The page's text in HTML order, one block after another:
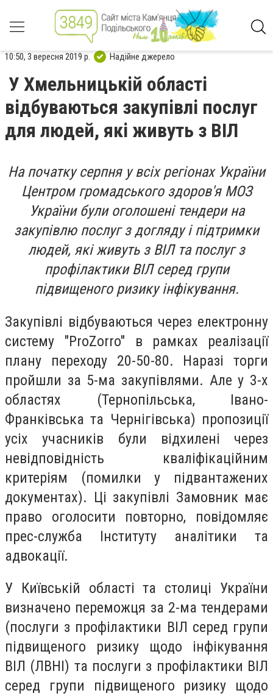
10:50, 3 вересня 2019 р. Надійне джерело
У Хмельницькій області
відбуваються закупівлі послуг
для людей, які живуть з ВІЛ
На початку серпня у всіх регіонах України
Центром громадського здоров'я МОЗ
України були оголошені тендери на
закупівлю послуг з догляду і підтримки
людей, які живуть з ВІЛ та послуг з
профілактики ВІЛ серед групи
підвищеного ризику інфікування.
Закупівлі відбуваються через електронну
систему "ProZorro" в рамках реалізації
плану переходу 20-50-80. Наразі торги
пройшли за 5-ма закупівлями. Але у 3-х
областях (Тернопільська, Івано-
Франківська та Чернігівська) пропозиції
усіх учасників були відхилені через
невідповідність кваліфікаційним
критеріям (помилки у підвантажених
документах). Ці закупівлі Замовник має
право оголосити повторно, повідомляє
прес-служба Інституту аналітики та
адвокації.
У Київській області та столиці України
визначено переможця за 2-ма тендерами
(послуги з профілактики ВІЛ серед групи
підвищеного ризику щодо інфікування
ВІЛ (ЛВНІ) та послуги з профілактики ВІЛ
серед групи підвищеного ризику щодо